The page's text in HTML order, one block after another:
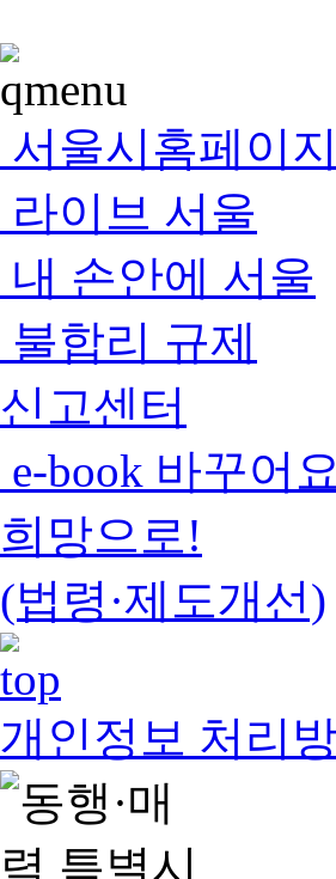
서울시홈페이지
라이브 서울
내 손안에 서울
불합리 규제
신고센터
e-book 바꾸어
희망으로!
(법령·제도개선)
개인정보 처리